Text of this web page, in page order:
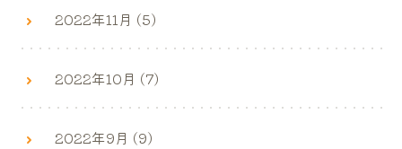
2022年11月 (5)
2022年10月 (7)
2022年9月 (9)